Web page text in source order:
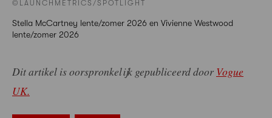
©LAUNCHMETRICS/SPOTLIGHT
Stella McCartney lente/zomer 2026 en Vivienne Westwood
lente/zomer 2026
Dit artikel is oorspronkelijk gepubliceerd door Vogue
UK.